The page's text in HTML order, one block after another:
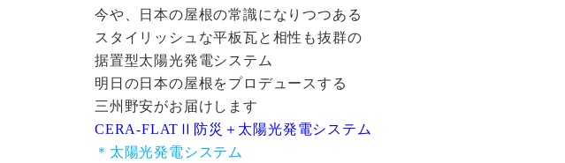
今や、日本の屋根の常識になりつつある
スタイリッシュな平板瓦と相性も抜群の
据置型太陽光発電システム
明日の日本の屋根をプロデュースする
三州野安がお届けします
CERA-FLATⅡ防災＋太陽光発電システム
＊太陽光発電システム